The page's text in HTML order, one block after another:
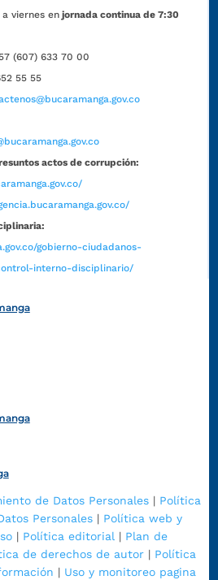
viernes en jornada continua de 7:30
(607) 633 70 00
55 55
actos de corrupción:
gobierno-ciudadanos-
interno-disciplinario/
de Datos Personales| Política
Personales | Política web y
| Política editorial | Plan de
de derechos de autor| Política
| Uso y monitoreo pagina